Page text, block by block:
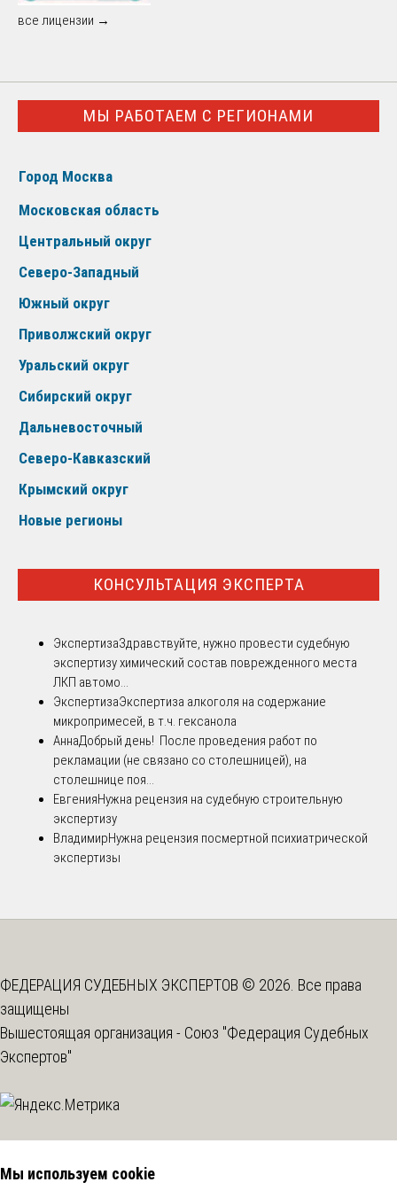
все лицензии →
МЫ РАБОТАЕМ С РЕГИОНАМИ
Город Москва
Московская область
Центральный округ
Северо-Западный
Южный округ
Приволжский округ
Уральский округ
Сибирский округ
Дальневосточный
Северо-Кавказский
Крымский округ
Новые регионы
КОНСУЛЬТАЦИЯ ЭКСПЕРТА
ЭкспертизаЗдравствуйте, нужно провести судебную
экспертизу химический состав поврежденного места
ЛКП автомо...
ЭкспертизаЭкспертиза алкоголя на содержание
микропримесей, в т.ч. гексанола
АннаДобрый день! После проведения работ по
рекламации (не связано со столешницей), на
столешнице поя...
ЕвгенияНужна рецензия на судебную строительную
экспертизу
ВладимирНужна рецензия посмертной психиатрической
экспертизы
ФЕДЕРАЦИЯ СУДЕБНЫХ ЭКСПЕРТОВ © 2026. Все права
защищены
Вышестоящая организация - Союз "Федерация Судебных
Экспертов"
Мы используем cookie